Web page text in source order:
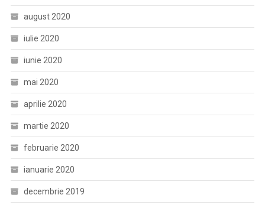
august 2020
iulie 2020
iunie 2020
mai 2020
aprilie 2020
martie 2020
februarie 2020
ianuarie 2020
decembrie 2019